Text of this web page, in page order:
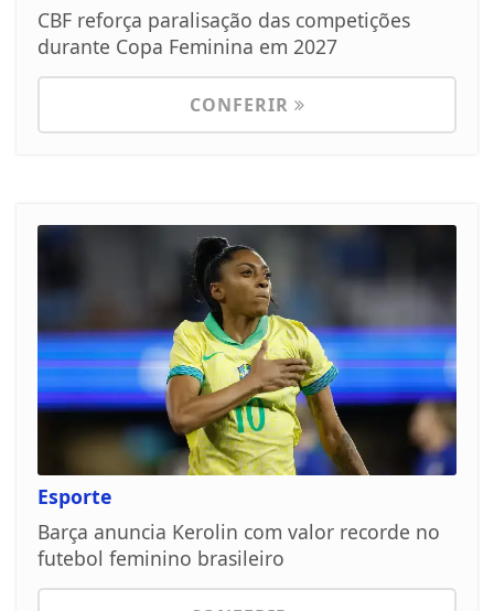
CBF reforça paralisação das competições
durante Copa Feminina em 2027
CONFERIR
Esporte
Barça anuncia Kerolin com valor recorde no
futebol feminino brasileiro